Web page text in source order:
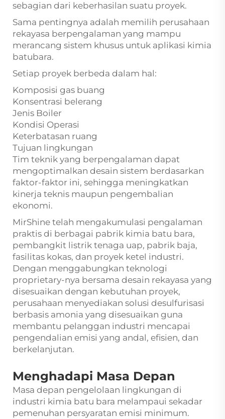
sebagian dari keberhasilan suatu proyek.
Sama pentingnya adalah memilih perusahaan
rekayasa berpengalaman yang mampu
merancang sistem khusus untuk aplikasi kimia
batubara.
Setiap proyek berbeda dalam hal:
Komposisi gas buang
Konsentrasi belerang
Jenis Boiler
Kondisi Operasi
Keterbatasan ruang
Tujuan lingkungan
Tim teknik yang berpengalaman dapat
mengoptimalkan desain sistem berdasarkan
faktor-faktor ini, sehingga meningkatkan
kinerja teknis maupun pengembalian
ekonomi.
MirShine telah mengakumulasi pengalaman
praktis di berbagai pabrik kimia batu bara,
pembangkit listrik tenaga uap, pabrik baja,
fasilitas kokas, dan proyek ketel industri.
Dengan menggabungkan teknologi
proprietary-nya bersama desain rekayasa yang
disesuaikan dengan kebutuhan proyek,
perusahaan menyediakan solusi desulfurisasi
berbasis amonia yang disesuaikan guna
membantu pelanggan industri mencapai
pengendalian emisi yang andal, efisien, dan
berkelanjutan.
Menghadapi Masa Depan
Masa depan pengelolaan lingkungan di
industri kimia batu bara melampaui sekadar
pemenuhan persyaratan emisi minimum.